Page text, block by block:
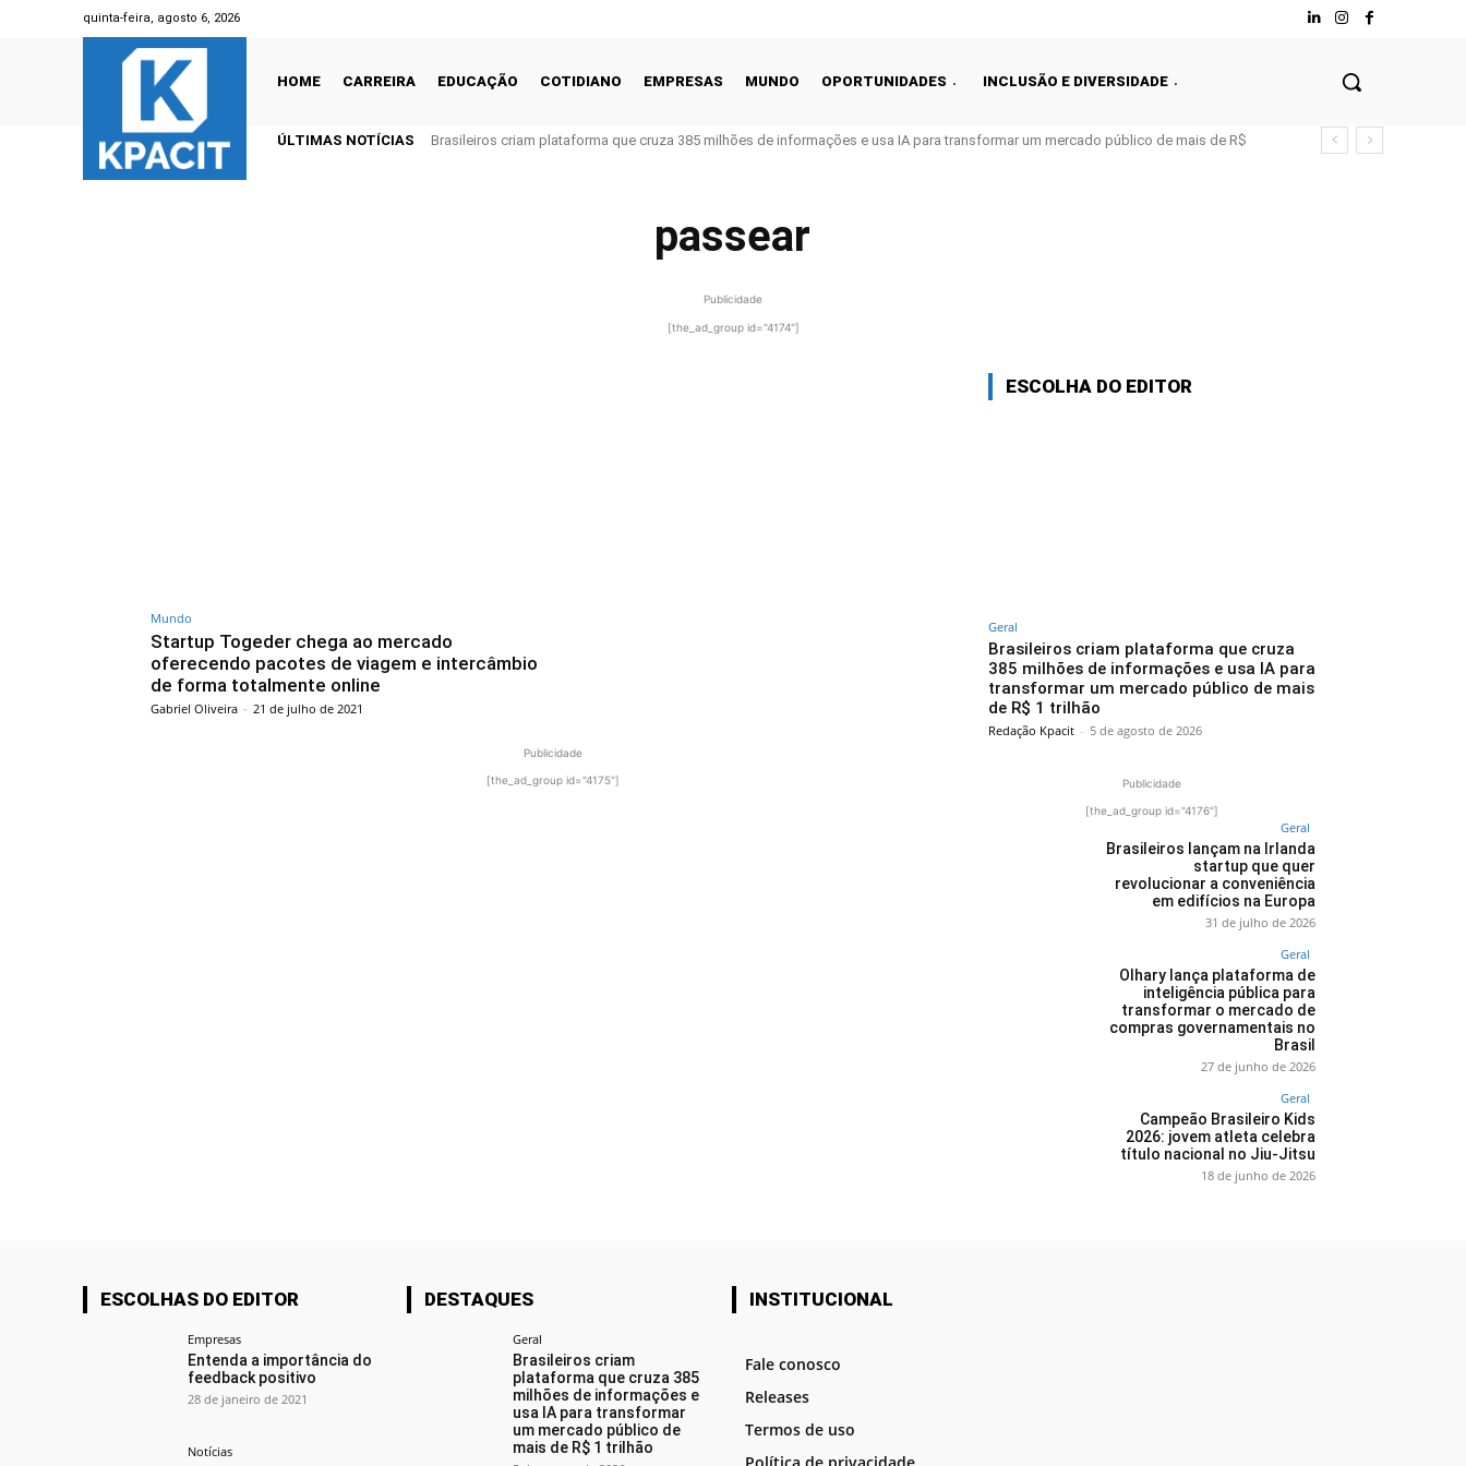
quinta-feira, agosto 6, 2026
HOME CARREIRA EDUCAÇÃO COTIDIANO EMPRESAS MUNDO OPORTUNIDADES INCLUSÃO E DIVERSIDADE
ÚLTIMAS NOTÍCIAS
Brasileiros criam plataforma que cruza 385 milhões de informações e usa IA para transformar um mercado público de mais de R$
passear
Publicidade
[the_ad_group id="4174"]
Mundo
Startup Togeder chega ao mercado
oferecendo pacotes de viagem e intercâmbio
de forma totalmente online
Gabriel Oliveira - 21 de julho de 2021
Publicidade
[the_ad_group id="4175"]
ESCOLHA DO EDITOR
Geral
Brasileiros criam plataforma que cruza
385 milhões de informações e usa IA para
transformar um mercado público de mais
de R$ 1 trilhão
Redação Kpacit - 5 de agosto de 2026
Publicidade
[the_ad_group id="4176"]
Geral
Brasileiros lançam na Irlanda
startup que quer
revolucionar a conveniência
em edifícios na Europa
31 de julho de 2026
Geral
Olhary lança plataforma de
inteligência pública para
transformar o mercado de
compras governamentais no
Brasil
27 de junho de 2026
Geral
Campeão Brasileiro Kids
2026: jovem atleta celebra
título nacional no Jiu-Jitsu
18 de junho de 2026
ESCOLHAS DO EDITOR
Empresas
Entenda a importância do
feedback positivo
28 de janeiro de 2021
Notícias
DESTAQUES
Geral
Brasileiros criam
plataforma que cruza 385
milhões de informações e
usa IA para transformar
um mercado público de
mais de R$ 1 trilhão
INSTITUCIONAL
Fale conosco
Releases
Termos de uso